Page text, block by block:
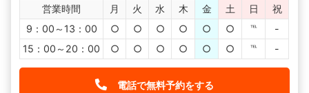
営業時間 月 火 水 木 金 土 日
祝
9：00～13：00
○ ○ ○ ○ ○ ○ ℡
-
15：00～20：00
○ ○ ○ ○ ○ ○ ℡ -
電話で無料予約をする